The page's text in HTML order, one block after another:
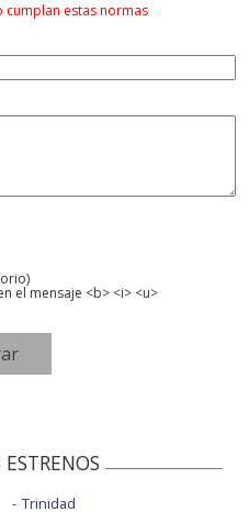
cumplan estas normas
el mensaje <b> <i> <u>
Trinidad